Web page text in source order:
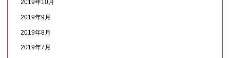
2019年10月
2019年9月
2019年8月
2019年7月